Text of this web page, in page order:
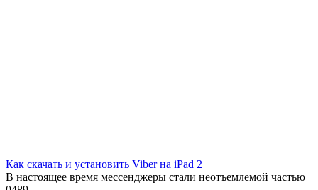
Как скачать и установить Viber на iPad 2
В настоящее время мессенджеры стали неотъемлемой частью